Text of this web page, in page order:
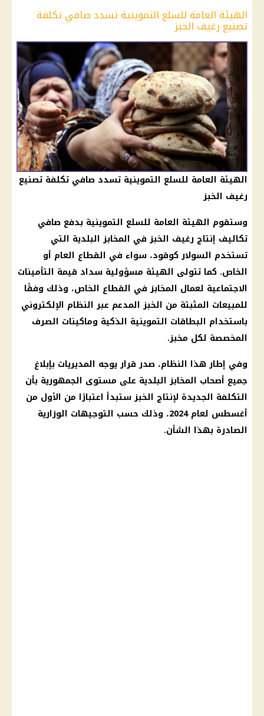
الهيئة العامة للسلع التموينية تسدد صافي تكلفة
تصنيع رغيف الخبز
الهيئة العامة للسلع التموينية تسدد صافي تكلفة تصنيع
رغيف الخبز
وستقوم الهيئة العامة للسلع التموينية بدفع صافي
تكاليف إنتاج رغيف الخبز في المخابز البلدية التي
تستخدم السولار كوقود، سواء في القطاع العام أو
الخاص. كما تتولى الهيئة مسؤولية سداد قيمة التأمينات
الاجتماعية لعمال المخابز في القطاع الخاص، وذلك وفقًا
للمبيعات المثبتة من الخبز المدعم عبر النظام الإلكتروني
باستخدام البطاقات التموينية الذكية وماكينات الصرف
المخصصة لكل مخبز.
وفي إطار هذا النظام، صدر قرار يوجه المديريات بإبلاغ
جميع أصحاب المخابز البلدية على مستوى الجمهورية بأن
التكلفة الجديدة لإنتاج الخبز ستبدأ اعتبارًا من الأول من
أغسطس لعام 2024، وذلك حسب التوجيهات الوزارية
الصادرة بهذا الشأن.